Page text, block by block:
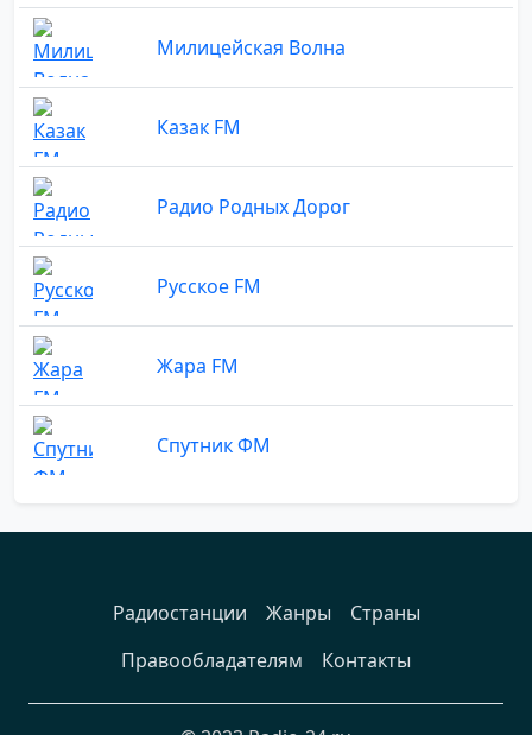
Милицейская Волна
Казак FM
Радио Родных Дорог
Русское FM
Жара FM
Спутник ФМ
Радиостанции Жанры
Страны
Правообладателям
Контакты